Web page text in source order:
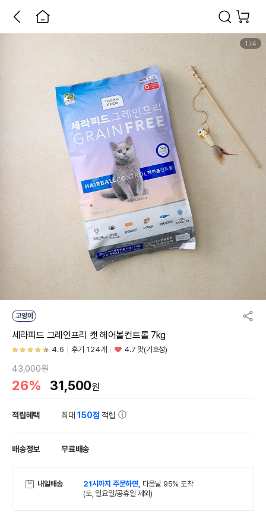
1 /4
고양이
세라피드 그레인프리 캣 헤어볼컨트롤 7kg
4.6 후기 124개 4.7 맛(기호성)
43,000원
26% 31,500원
적립혜택 최대150점 적립
배송정보 무료배송
내일배송 21시까지 주문하면, 다음날 95% 도착
(토, 일요일/공휴일 제외)